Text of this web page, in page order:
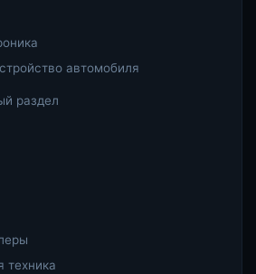
автомобиля
раздел
техника